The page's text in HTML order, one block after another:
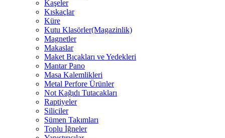
Kaşeler
Kıskaçlar
Küre
Kutu Klasörler(Magazinlik)
Magnetler
Makaslar
Maket Bıçakları ve Yedekleri
Mantar Pano
Masa Kalemlikleri
Metal Perfore Ürünler
Not Kağıdı Tutacakları
Raptiyeler
Siliciler
Sümen Takımları
Toplu İğneler